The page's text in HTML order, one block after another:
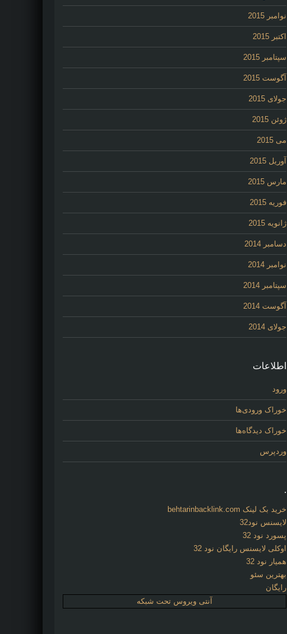
نوامبر 2015
اکتبر 2015
سپتامبر 2015
آگوست 2015
جولای 2015
ژوئن 2015
می 2015
آوریل 2015
مارس 2015
فوریه 2015
ژانویه 2015
دسامبر 2014
نوامبر 2014
سپتامبر 2014
آگوست 2014
جولای 2014
اطلاعات
ورود
خوراک ورودی‌ها
خوراک دیدگاه‌ها
وردپرس
.
خرید بک لینک behtarinbacklink.com
لایسنس نود32
پسورد نود 32
اوکلی لایسنس رایگان نود 32
همیار نود 32
بهترین سئو
رایگان
آنتی ویروس تحت شبکه